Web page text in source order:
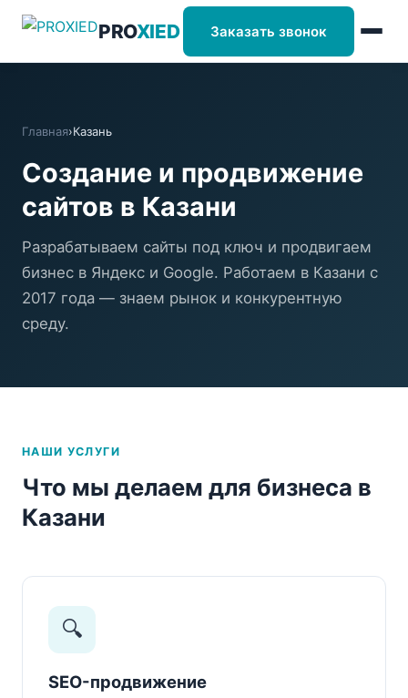
PROXIED Заказать звонок
Главная›Казань
Создание и продвижение
сайтов в Казани
Разрабатываем сайты под ключ и продвигаем
бизнес в Яндекс и Google. Работаем в Казани с
2017 года — знаем рынок и конкурентную
среду.
НАШИ УСЛУГИ
Что мы делаем для бизнеса в
Казани
🔍
SEO-продвижение